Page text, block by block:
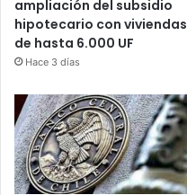
ampliación del subsidio
hipotecario con viviendas
de hasta 6.000 UF
Hace 3 días